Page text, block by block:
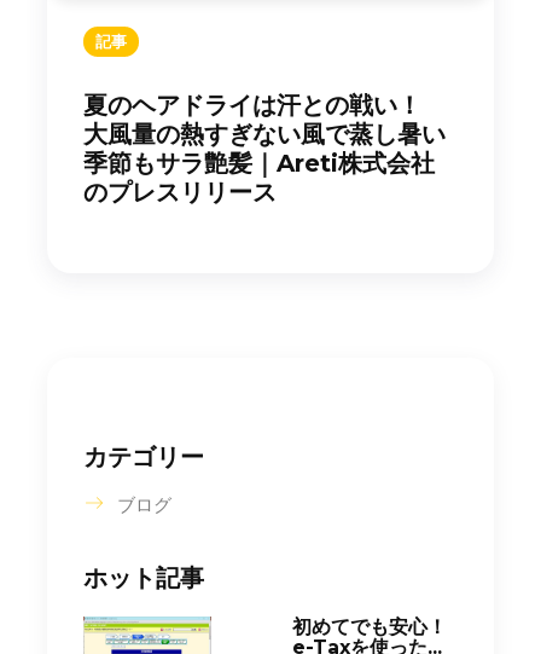
記事
夏のヘアドライは汗との戦い！
大風量の熱すぎない風で蒸し暑い
季節もサラ艶髪｜Areti株式会社
のプレスリリース
カテゴリー
ブログ
ホット記事
初めてでも安心！
e-Taxを使った...